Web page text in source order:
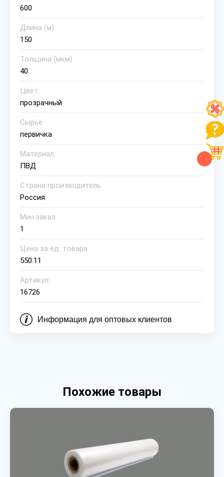
600
Длина (м)
150
Толщина (мкм)
40
Цвет
прозрачный
Сырьё
первичка
Материал
ПВД
Страна производитель
Россия
Мин.заказ
1
Цена за ед. товара:
550.11
Артикул:
16726
Информация для оптовых клиентов
Похожие товары